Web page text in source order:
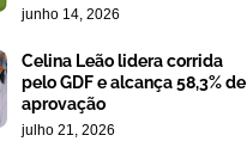
junho 14, 2026
Celina Leão lidera corrida
pelo GDF e alcança 58,3% de
aprovação
julho 21, 2026